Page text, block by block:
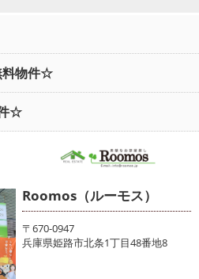
料物件☆
☆
Roomos（ルーモス）
〒670-0947
兵庫県姫路市北条1丁目48番地8